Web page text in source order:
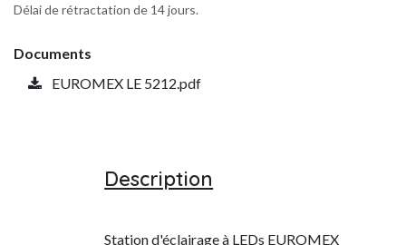
Délai de rétractation de 14 jours.
Documents
EUROMEX LE 5212.pdf
Description
Station d'éclairage à LEDs EUROMEX